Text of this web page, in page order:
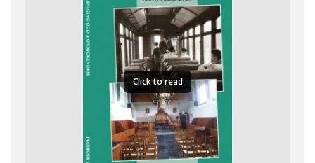
Click to read